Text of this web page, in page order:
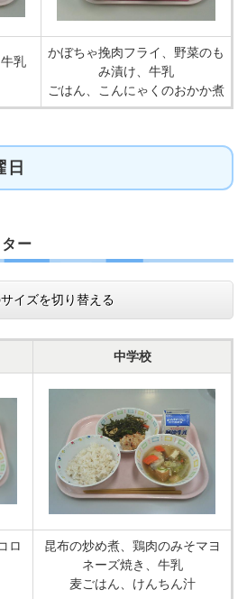
乳
かぼちゃ挽肉フライ、野菜のも
み漬け、牛乳
ごはん、こんにゃくのおかか煮
ー
イズを切り替える
中学校
ロ
昆布の炒め煮、鶏肉のみそマヨ
ネーズ焼き、牛乳
麦ごはん、けんちん汁